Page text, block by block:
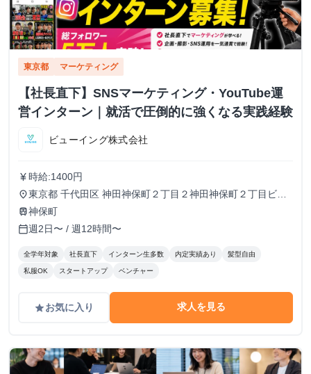
東京都 マーケティング
【社長直下】SNSマーケティング・YouTube運
営インターン｜就活で圧倒的に強くなる実践経験
ビューイング株式会社
currency_yen 時給:1400円
place東京都 千代田区 神田神保町２丁目２神田神保町２丁目ビル
５０２号室
train神保町
calendar_today週2日〜 / 週12時間〜
全学年対象 社長直下 インターン生多数 内定実績あり 髪型自由
私服OK スタートアップ ベンチャー
gradeお気に入り 求人を見る